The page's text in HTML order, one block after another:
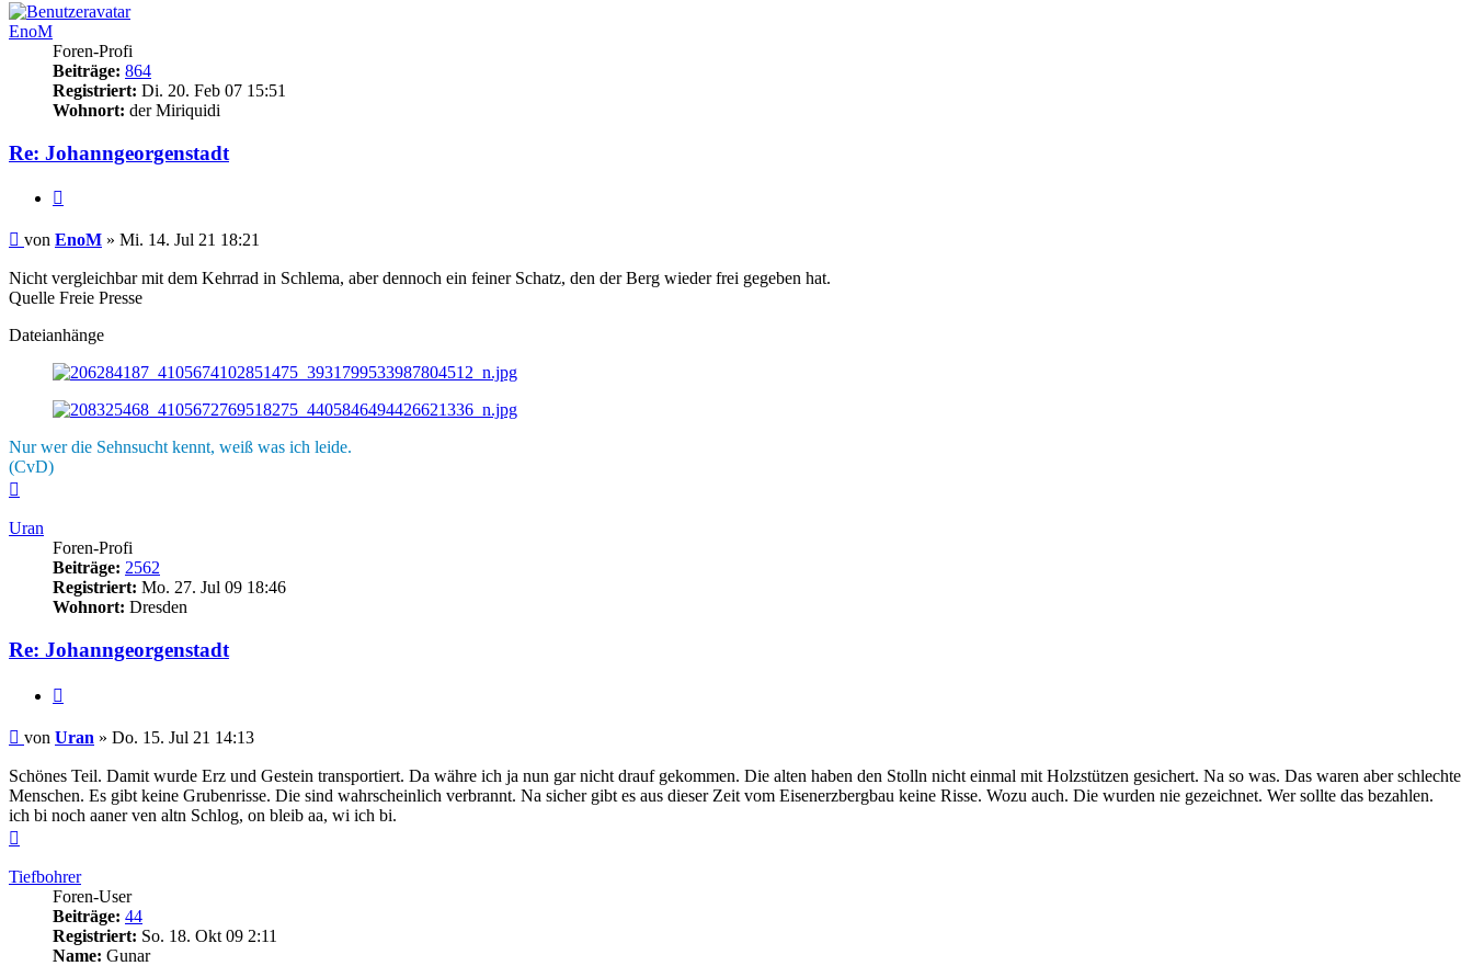
EnoM
Foren-Profi
Beiträge: 864
Registriert: Di. 20. Feb 07 15:51
Wohnort: der Miriquidi
Re: Johanngeorgenstadt
Beitrag
von EnoM » Mi. 14. Jul 21 18:21
Nicht vergleichbar mit dem Kehrrad in Schlema, aber dennoch ein feiner Schatz, den der Berg wieder frei gegeben hat.
Quelle Freie Presse
Dateianhänge
Nur wer die Sehnsucht kennt, weiß was ich leide.
(CvD)
Uran
Foren-Profi
Beiträge: 2562
Registriert: Mo. 27. Jul 09 18:46
Wohnort: Dresden
Re: Johanngeorgenstadt
Beitrag
von Uran » Do. 15. Jul 21 14:13
Schönes Teil. Damit wurde Erz und Gestein transportiert. Da währe ich ja nun gar nicht drauf gekommen. Die alten haben den Stolln nicht einmal mit Holzstützen gesichert. Na so was. Das waren aber schlechte
Menschen. Es gibt keine Grubenrisse. Die sind wahrscheinlich verbrannt. Na sicher gibt es aus dieser Zeit vom Eisenerzbergbau keine Risse. Wozu auch. Die wurden nie gezeichnet. Wer sollte das bezahlen.
ich bi noch aaner ven altn Schlog, on bleib aa, wi ich bi.
Tiefbohrer
Foren-User
Beiträge: 44
Registriert: So. 18. Okt 09 2:11
Name: Gunar